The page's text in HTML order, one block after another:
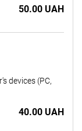
50.00 UAH
devices (PC,
40.00 UAH